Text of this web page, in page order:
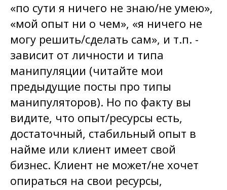
«по сути я ничего не знаю/не умею»,
«мой опыт ни о чем», «я ничего не
могу решить/сделать сам», и т.п. -
зависит от личности и типа
манипуляции (читайте мои
предыдущие посты про типы
манипуляторов). Но по факту вы
видите, что опыт/ресурсы есть,
достаточный, стабильный опыт в
найме или клиент имеет свой
бизнес. Клиент не может/не хочет
опираться на свои ресурсы,